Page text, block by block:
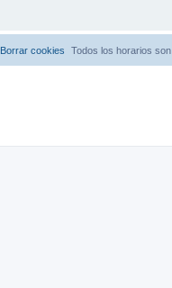
Todos los horarios son
Borrar cookies